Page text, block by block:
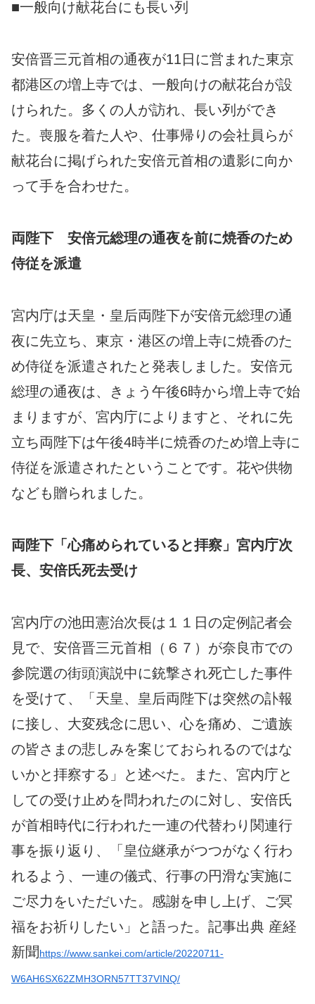
■一般向け献花台にも長い列
安倍晋三元首相の通夜が11日に営まれた東京
都港区の増上寺では、一般向けの献花台が設
けられた。多くの人が訪れ、長い列ができ
た。喪服を着た人や、仕事帰りの会社員らが
献花台に掲げられた安倍元首相の遺影に向か
って手を合わせた。
両陛下 安倍元総理の通夜を前に焼香のため
侍従を派遣
宮内庁は天皇・皇后両陛下が安倍元総理の通
夜に先立ち、東京・港区の増上寺に焼香のた
め侍従を派遣されたと発表しました。安倍元
総理の通夜は、きょう午後6時から増上寺で始
まりますが、宮内庁によりますと、それに先
立ち両陛下は午後4時半に焼香のため増上寺に
侍従を派遣されたということです。花や供物
なども贈られました。
両陛下「心痛められていると拝察」宮内庁次
長、安倍氏死去受け
宮内庁の池田憲治次長は１１日の定例記者会
見で、安倍晋三元首相（６７）が奈良市での
参院選の街頭演説中に銃撃され死亡した事件
を受けて、「天皇、皇后両陛下は突然の訃報
に接し、大変残念に思い、心を痛め、ご遺族
の皆さまの悲しみを案じておられるのではな
いかと拝察する」と述べた。また、宮内庁と
しての受け止めを問われたのに対し、安倍氏
が首相時代に行われた一連の代替わり関連行
事を振り返り、「皇位継承がつつがなく行わ
れるよう、一連の儀式、行事の円滑な実施に
ご尽力をいただいた。感謝を申し上げ、ご冥
福をお祈りしたい」と語った。記事出典 産経
新聞https://www.sankei.com/article/20220711-
W6AH6SX62ZMH3ORN57TT37VINQ/